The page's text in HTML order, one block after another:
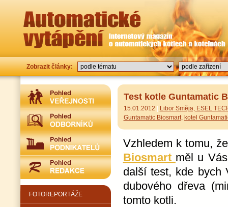
Zobrazit články:
FOTOREPORTÁŽE
Test kotle Guntamatic
15.01.2012 | Libor Směja, ESEL
Guntamatic Biosmart, kotel
Vzhledem k tomu,
Biosmart měl u
další test, kde bych
dubového dřeva
tomto kotli.